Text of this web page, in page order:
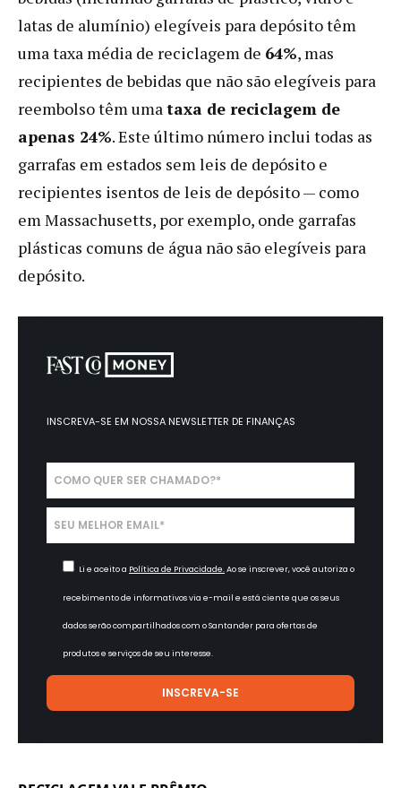
latas de alumínio) elegíveis para depósito têm
uma taxa média de reciclagem de 64%, mas
recipientes de bebidas que não são elegíveis para
reembolso têm umataxa de reciclagem de
apenas 24%. Este último número inclui todas as
garrafas em estados sem leis de depósito e
recipientes isentos de leis de depósito — como
em Massachusetts, por exemplo, onde garrafas
plásticas comuns de água não são elegíveis para
depósito.
INSCREVA-SE EM NOSSA NEWSLETTER DE FINANÇAS
Li e aceito a Política de Privacidade.Ao se inscrever, você autoriza o
recebimento de informativos via e-mail e está ciente que os seus
dados serão compartilhados com o Santander para ofertas de
produtos e serviços de seu interesse.